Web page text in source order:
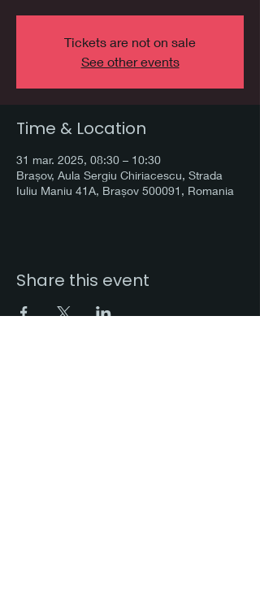
Tickets are not on sale
See other events
Time & Location
31 mar. 2025, 08:30 – 10:30
Brașov, Aula Sergiu Chiriacescu, Strada
Iuliu Maniu 41A, Brașov 500091, Romania
Share this event